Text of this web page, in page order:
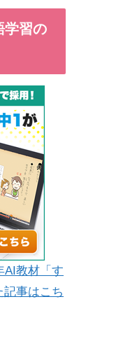
学習の
AI教材「す
記事はこち